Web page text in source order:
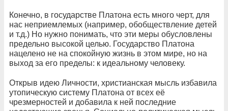
Конечно, в государстве Платона есть много черт, для
нас неприемлемых (например, обобществление детей
и т.д.) Но нужно понимать, что эти меры обусловлены
предельно высокой целью. Государство Платона
нацелено не на спокойную жизнь в этом мире, но на
выход за его пределы: к идеальному человеку.
Открыв идею Личности, христианская мысль избавила
утопическую систему Платона от всех её
чрезмерностей и добавила к ней последние